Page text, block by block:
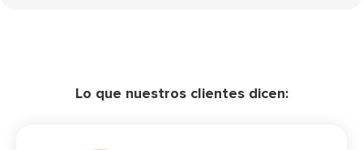
Lo que nuestros clientes dicen: